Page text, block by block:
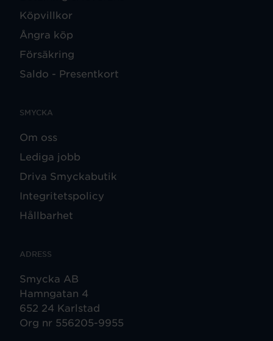
Köpvillkor
Ångra köp
Försäkring
Saldo - Presentkort
SMYCKA
Om oss
Lediga jobb
Driva Smyckabutik
Integritetspolicy
Hållbarhet
ADRESS
Smycka AB
Hamngatan 4
652 24 Karlstad
Org nr 556205-9955